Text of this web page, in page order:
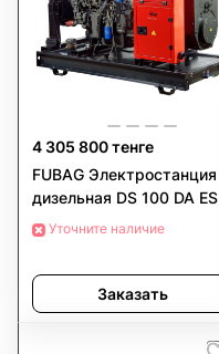
4 305 800 тенге
FUBAG Электростанция
дизельная DS 100 DA ES
Уточните наличие
Заказать